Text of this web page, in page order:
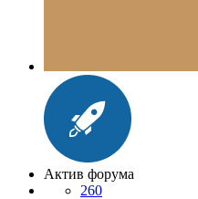
Актив форума
260